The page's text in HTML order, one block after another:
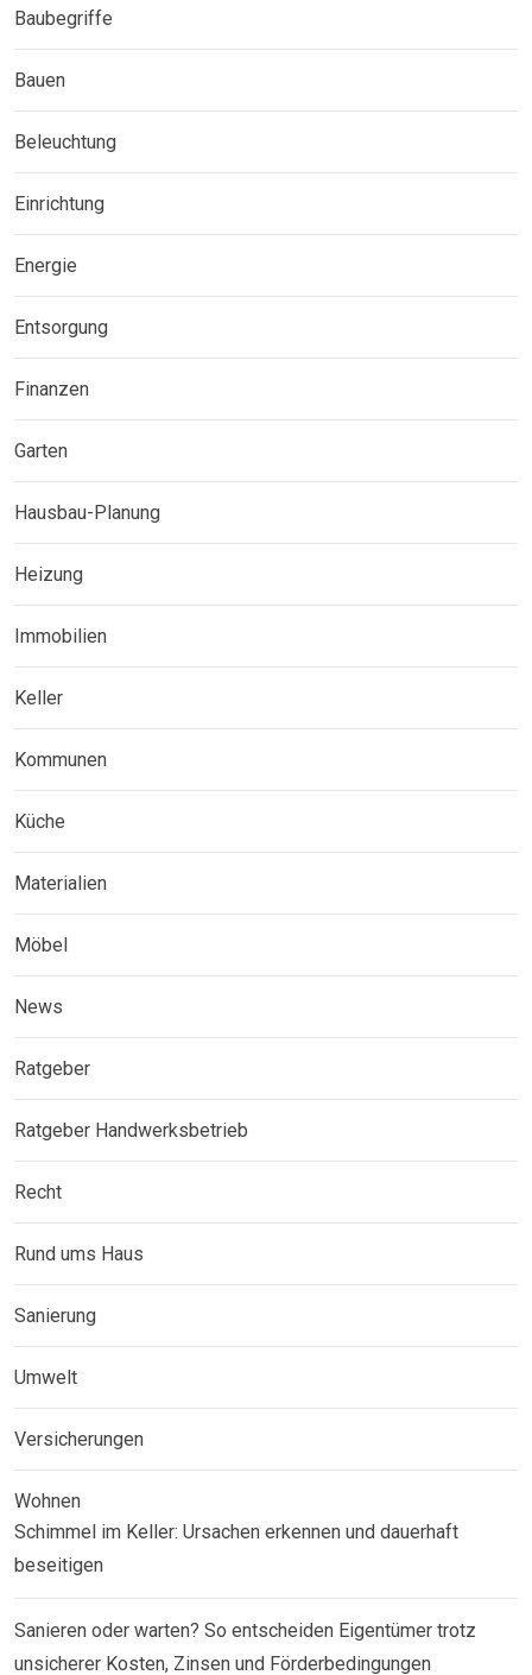
Baubegriffe
Bauen
Beleuchtung
Einrichtung
Energie
Entsorgung
Finanzen
Garten
Hausbau-Planung
Heizung
Immobilien
Keller
Kommunen
Küche
Materialien
Möbel
News
Ratgeber
Ratgeber Handwerksbetrieb
Recht
Rund ums Haus
Sanierung
Umwelt
Versicherungen
Wohnen
Schimmel im Keller: Ursachen erkennen und dauerhaft
beseitigen
Sanieren oder warten? So entscheiden Eigentümer trotz
unsicherer Kosten, Zinsen und Förderbedingungen